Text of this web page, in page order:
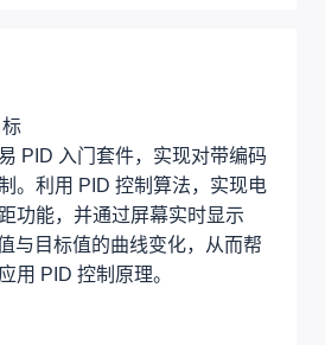
PID 入门套件，实现对带编码
。利用 PID 控制算法，实现电
功能，并通过屏幕实时显示
与目标值的曲线变化，从而帮
用 PID 控制原理。